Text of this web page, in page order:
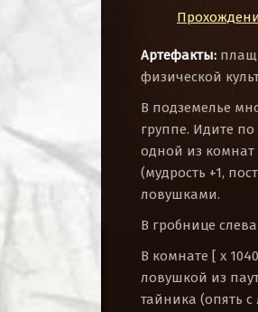
Артефакты: плащ
физической
В подземелье
группе. Идите
одной из комнат
(мудрость +1,
ловушками.
В гробнице
В комнате [ x
ловушкой из
тайника (опять